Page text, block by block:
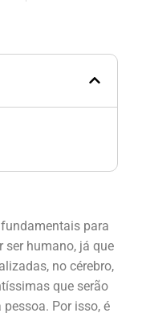
para
ser humano, já que
no cérebro,
que serão
Por isso, é